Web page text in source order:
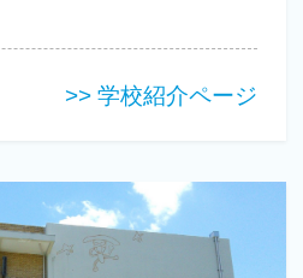
>> 学校紹介ページ